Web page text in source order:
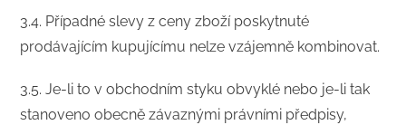
3.4. Případné slevy z ceny zboží poskytnuté
prodávajícím kupujícímu nelze vzájemně kombinovat.
3.5. Je-li to v obchodním styku obvyklé nebo je-li tak
stanoveno obecně závaznými právními předpisy,